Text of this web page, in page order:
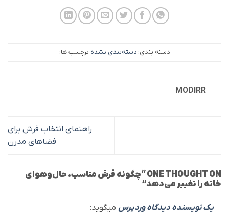
دسته بندی: دسته‌بندی نشده برچسب ها:
MODIRR
راهنمای انتخاب فرش برای
فضاهای مدرن
ONE THOUGHT ON “
چگونه فرش مناسب، حال‌وهوای
خانه را تغییر می‌دهد”
یک نویسنده دیدگاه وردپرس میگوید: